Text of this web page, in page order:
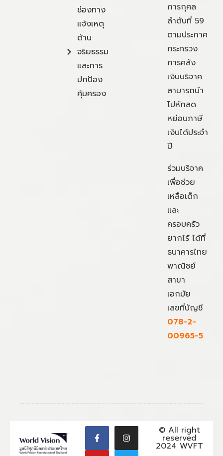
ช่องทาง
แจ้งเหตุ
ด้าน
จริยธรรม
และการ
ปกป้อง
คุ้มครอง
การกุศล
ลำดับที่ 59
ตามประกาศ
กระทรวง
การคลัง
เงินบริจาค
สามารถนำ
ไปหักลด
หย่อนภาษี
เงินได้ประจำ
ปี
ร่วมบริจาค
เพื่อช่วย
เหลือเด็ก
และ
ครอบครัว
ยากไร้ ได้ที่
ธนาคารไทย
พาณิชย์
สาขา
เอกมัย
เลขที่บัญชี
078-2-
00965-5
© All right
reserved
2024 WVFT